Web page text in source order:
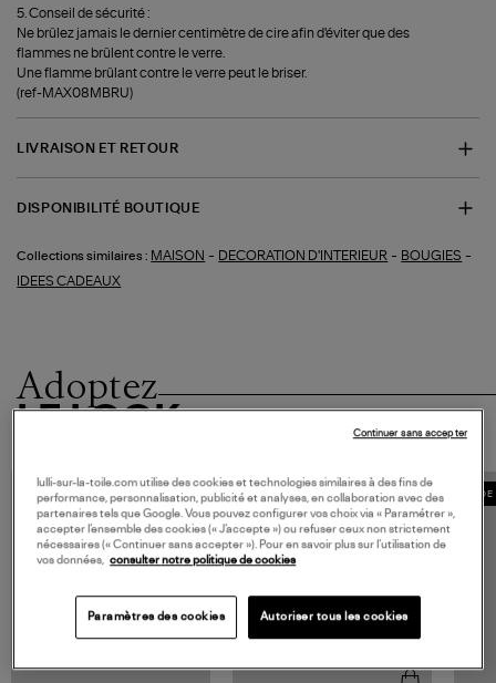
5. Conseil de sécurité :
Ne brûlez jamais le dernier centimètre de cire afin d'éviter que des
flammes ne brûlent contre le verre.
Une flamme brûlant contre le verre peut le briser.
(ref-MAX08MBRU)
LIVRAISON ET RETOUR
DISPONIBILITÉ BOUTIQUE
Collections similaires : MAISON - DECORATION D'INTERIEUR - BOUGIES -
IDEES CADEAUX
Adoptez
LE LOOK
MADE IN EUROPE
lulli-sur-la-toile.com utilise des cookies et technologies similaires à des fins de
performance, personnalisation, publicité et analyses, en collaboration avec des
partenaires tels que Google. Vous pouvez configurer vos choix via « Paramétrer »,
accepter l’ensemble des cookies (« J’accepte ») ou refuser ceux non strictement
nécessaires (« Continuer sans accepter »). Pour en savoir plus sur l’utilisation de
vos données, consulter notre politique de cookies
Paramètres des cookies Autoriser tous les cookies
Continuer sans accepter